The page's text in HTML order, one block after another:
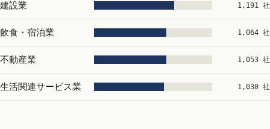
建設業 1,191 社
飲食・宿泊業 1,064 社
不動産業 1,053 社
生活関連サービス業 1,030 社